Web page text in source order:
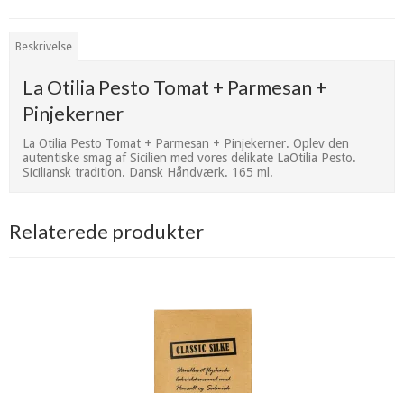
Beskrivelse
La Otilia Pesto Tomat + Parmesan +
Pinjekerner
La Otilia Pesto Tomat + Parmesan + Pinjekerner. Oplev den
autentiske smag af Sicilien med vores delikate LaOtilia Pesto.
Siciliansk tradition. Dansk Håndværk. 165 ml.
Relaterede produkter